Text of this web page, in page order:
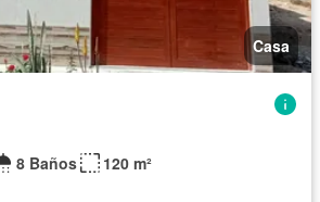
Casa
8 Baños
120 m²